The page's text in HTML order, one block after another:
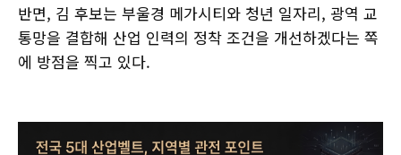
반면, 김 후보는 부울경 메가시티와 청년 일자리, 광역 교
통망을 결합해 산업 인력의 정착 조건을 개선하겠다는 쪽
에 방점을 찍고 있다.